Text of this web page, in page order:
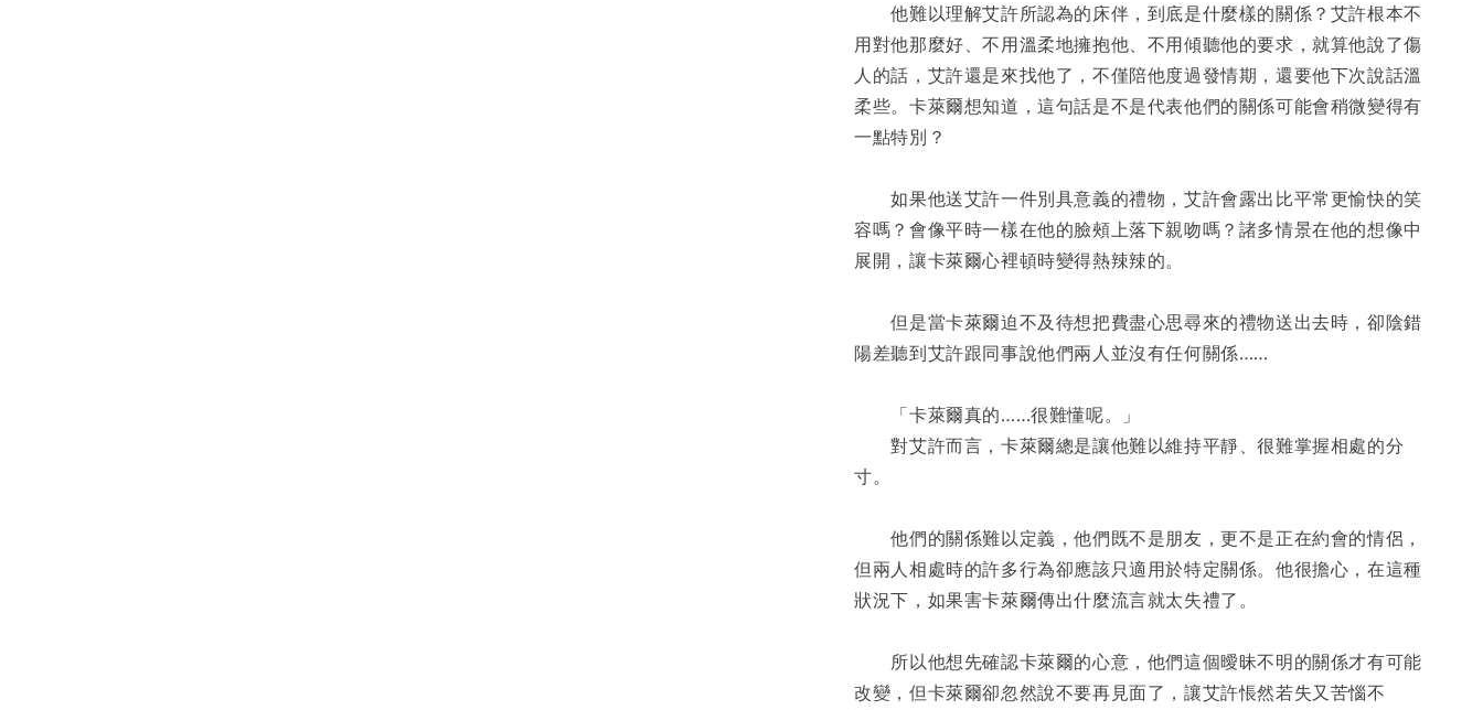
他難以理解艾許所認為的床伴，到底是什麼樣的關係？艾許根本不
用對他那麼好、不用溫柔地擁抱他、不用傾聽他的要求，就算他說了傷
人的話，艾許還是來找他了，不僅陪他度過發情期，還要他下次說話溫
柔些。卡萊爾想知道，這句話是不是代表他們的關係可能會稍微變得有
一點特別？
如果他送艾許一件別具意義的禮物，艾許會露出比平常更愉快的笑
容嗎？會像平時一樣在他的臉頰上落下親吻嗎？諸多情景在他的想像中
展開，讓卡萊爾心裡頓時變得熱辣辣的。
但是當卡萊爾迫不及待想把費盡心思尋來的禮物送出去時，卻陰錯
陽差聽到艾許跟同事說他們兩人並沒有任何關係……
「卡萊爾真的……很難懂呢。」
對艾許而言，卡萊爾總是讓他難以維持平靜、很難掌握相處的分
寸。
他們的關係難以定義，他們既不是朋友，更不是正在約會的情侶，
但兩人相處時的許多行為卻應該只適用於特定關係。他很擔心，在這種
狀況下，如果害卡萊爾傳出什麼流言就太失禮了。
所以他想先確認卡萊爾的心意，他們這個曖昧不明的關係才有可能
改變，但卡萊爾卻忽然說不要再見面了，讓艾許悵然若失又苦惱不